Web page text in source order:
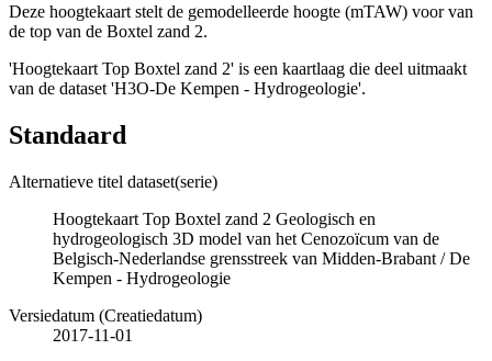
Deze hoogtekaart stelt de gemodelleerde hoogte (mTAW) voor van
de top van de Boxtel zand 2.
'Hoogtekaart Top Boxtel zand 2' is een kaartlaag die deel uitmaakt
van de dataset 'H3O-De Kempen - Hydrogeologie'.
Standaard
Alternatieve titel dataset(serie)
Hoogtekaart Top Boxtel zand 2 Geologisch en
hydrogeologisch 3D model van het Cenozoïcum van de
Belgisch-Nederlandse grensstreek van Midden-Brabant / De
Kempen - Hydrogeologie
Versiedatum (Creatiedatum)
2017-11-01